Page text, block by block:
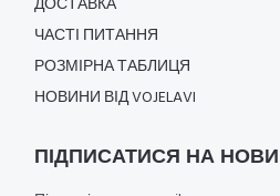
ЧАСТІ ПИТАННЯ
РОЗМІРНА ТАБЛИЦЯ
НОВИНИ ВІД VOJELAVI
ПІДПИСАТИСЯ НА